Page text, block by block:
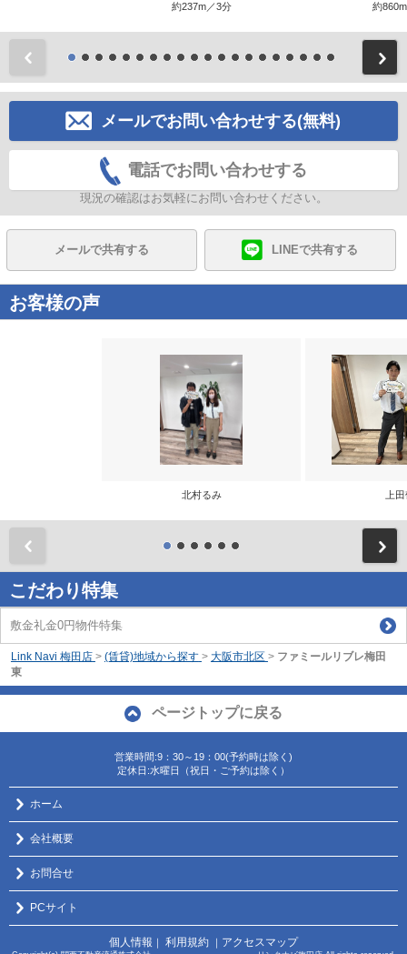
約237m／3分 約
メールでお問い合わせする(無料)
電話でお問い合わせする
現況の確認はお気軽にお問い合わせください。
メールで共有する LINEで共有する
お客様の声
北村るみ 上
こだわり特集
敷金礼金0円物件特集
Link Navi 梅田店 > (賃貸)地域から探す > 大阪市北区 > ファミールリブレ梅田
東
ページトップに戻る
営業時間:9：30～19：00(予約時は除く)
定休日:水曜日（祝日・ご予約は除く）
ホーム
会社概要
お問合せ
PCサイト
個人情報 利用規約 アクセスマップ